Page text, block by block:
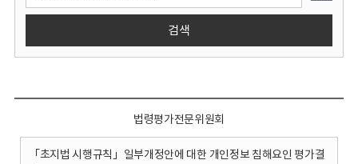
검색
법령평가전문위원회
「초지법 시행규칙」일부개정안에 대한 개인정보 침해요인 평가결